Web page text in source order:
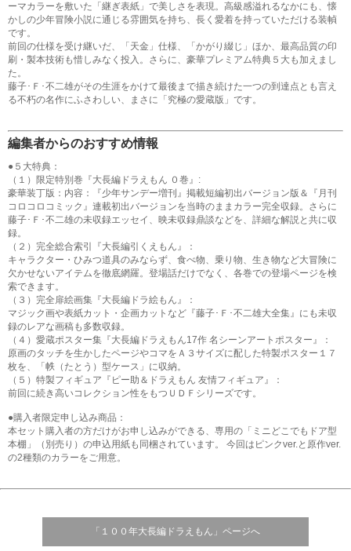
ーマカラーを敷いた「継ぎ表紙」で美しさを表現。高級感溢れるなかにも、懐
かしの少年冒険小説に通じる雰囲気を持ち、長く愛着を持っていただける装幀
です。
前回の仕様を受け継いだ、「天金」仕様、「かがり綴じ」ほか、最高品質の印
刷・製本技術も惜しみなく投入。さらに、豪華プレミアム特典５大も加えまし
た。
藤子･Ｆ･不二雄がその生涯をかけて最後まで描き続けた一つの到達点とも言え
る不朽の名作にふさわしい、まさに「究極の愛蔵版」です。
編集者からのおすすめ情報
●５大特典：
（１）限定特別巻『大長編ドラえもん ０巻』:
豪華装丁版：内容：『少年サンデー増刊』掲載短編初出バージョン版＆『月刊
コロコロコミック』連載初出バージョンを当時のままカラー完全収録。さらに
藤子･Ｆ･不二雄の未収録エッセイ、映未収録鼎談などを、詳細な解説と共に収
録。
（２）完全総合索引『大長編引くえもん』：
キャラクター・ひみつ道具のみならず、食べ物、乗り物、生き物など大冒険に
欠かせないアイテムを徹底網羅。登場話だけでなく、各巻での登場ページを検
索できます。
（３）完全扉絵画集『大長編ドラ絵もん』：
マジック画や表紙カット・企画カットなど『藤子･Ｆ･不二雄大全集』にも未収
録のレアな画稿も多数収録。
（４）愛蔵ポスター集『大長編ドラえもん17作 名シーンアートポスター』：
原画のタッチを生かしたページやコマをＡ３サイズに配した特製ポスター１７
枚を、「帙（たとう）型ケース」に収納。
（５）特製フィギュア『ピー助＆ドラえもん 友情フィギュア』：
前回に続き高いコレクション性をもつＵＤＦシリーズです。
●購入者限定申し込み商品：
本セット購入者の方だけがお申し込みができる、専用の「ミニどこでもドア型
本棚」（別売り）の申込用紙も同梱されています。 今回はピンクver.と原作ver.
の2種類のカラーをご用意。
「１００年大長編ドラえもん」ページへ